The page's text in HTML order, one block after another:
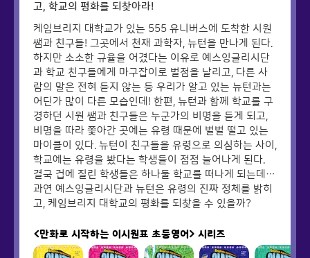
고, 학교의 평화를 되찾아라!
케임브리지 대학교가 있는 555 유니버스에 도착한 시원
쌤과 친구들! 그곳에서 천재 과학자, 뉴턴을 만나게 된다.
하지만 소소한 규율을 어겼다는 이유로 예스잉글리시단
과 학교 친구들에게 마구잡이로 벌점을 날리고, 다른 사
람의 말은 전혀 듣지 않는 등 우리가 알고 있는 뉴턴과는
어딘가 많이 다른 모습인데! 한편, 뉴턴과 함께 학교를 구
경하던 시원 쌤과 친구들은 누군가의 비명을 듣게 되고,
비명을 따라 쫓아간 곳에는 유령 때문에 벌벌 떨고 있는
마이클이 있다. 뉴턴이 친구들을 유령으로 의심하는 사이,
학교에는 유령을 봤다는 학생들이 점점 늘어나게 된다.
결국 겁에 질린 학생들은 하나둘 학교를 떠나게 되는데…
과연 예스잉글리시단과 뉴턴은 유령의 진짜 정체를 밝히
고, 케임브리지 대학교의 평화를 되찾을 수 있을까?
<만화로 시작하는 이시원표 초등영어> 시리즈